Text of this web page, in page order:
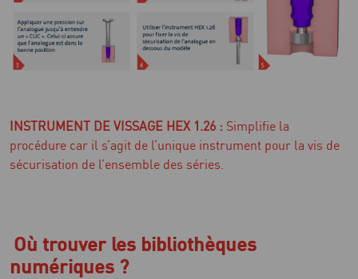
INSTRUMENT DE VISSAGE HEX 1.26 : Simplifie la
procédure car il s’agit de l’unique instrument pour la vis de
sécurisation de l’ensemble des séries.
Où trouver les bibliothèques
numériques ?